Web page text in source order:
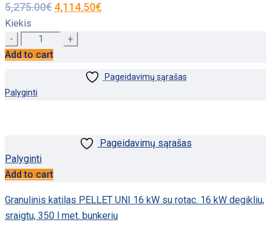
5,275.00€4,114.50€
Kiekis
Quantity
Add to cart
Pageidavimų sąrašas
Palyginti
Pageidavimų sąrašas
Palyginti
Add to cart
Granulinis katilas PELLET UNI 16 kW su rotac. 16 kW degikliu,
sraigtu, 350 l met. bunkeriu